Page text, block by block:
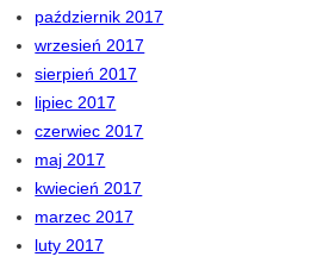
październik 2017
wrzesień 2017
sierpień 2017
lipiec 2017
czerwiec 2017
maj 2017
kwiecień 2017
marzec 2017
luty 2017